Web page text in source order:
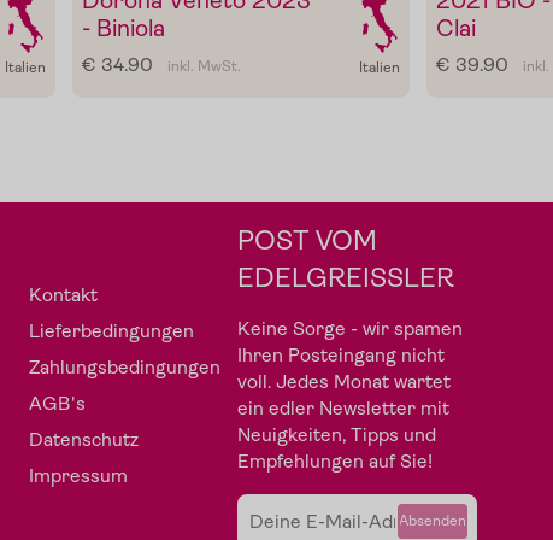
Gewürze Gutscheine
Italien
- Biniola
€ 34.90 inkl. MwSt. Italien
Clai
€ 39.90
Kontakt
Lieferbedingungen
Zahlungsbedingungen
AGB's
Datenschutz
Impressum
POST VOM
EDELGREISSLER
Keine Sorge - wir spamen
Ihren Posteingang nicht
voll. Jedes Monat wartet
ein edler Newsletter mit
Neuigkeiten, Tipps und
Empfehlungen auf Sie!
Absenden